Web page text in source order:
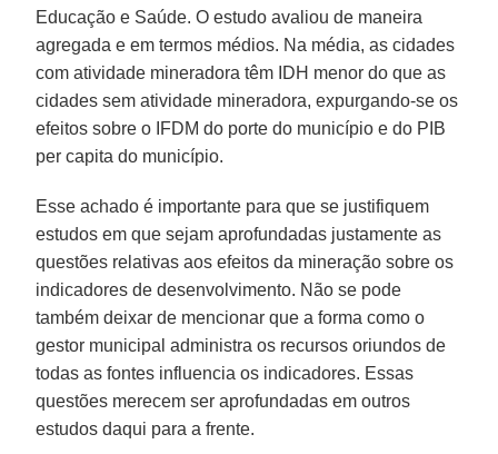
Educação e Saúde. O estudo avaliou de maneira
agregada e em termos médios. Na média, as cidades
com atividade mineradora têm IDH menor do que as
cidades sem atividade mineradora, expurgando-se os
efeitos sobre o IFDM do porte do município e do PIB
per capita do município.
Esse achado é importante para que se justifiquem
estudos em que sejam aprofundadas justamente as
questões relativas aos efeitos da mineração sobre os
indicadores de desenvolvimento. Não se pode
também deixar de mencionar que a forma como o
gestor municipal administra os recursos oriundos de
todas as fontes influencia os indicadores. Essas
questões merecem ser aprofundadas em outros
estudos daqui para a frente.